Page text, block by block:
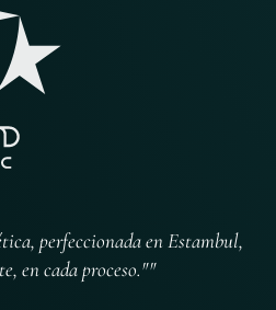
perfeccionada en Estambul,
en cada proceso.""